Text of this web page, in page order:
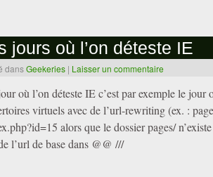
jours où l’on déteste IE
dansGeekeries | Laisser un commentaire
où l’on déteste IE c’est par exemple le
virtuels avec de l’url-rewriting (ex. :
alors que le dossier pages/
l’url de base dans @@ ///